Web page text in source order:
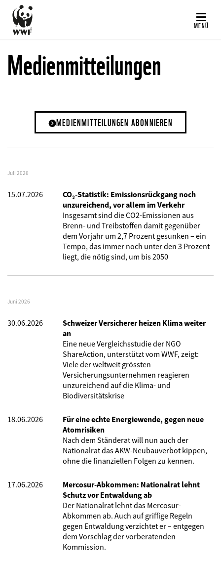
Direkt
zum
Inhalt
MENÜ
Medienmitteilungen
MEDIENMITTEILUNGEN ABONNIEREN
Juli 2026
15.07.2026
CO₂-Statistik: Emissionsrückgang noch
unzureichend, vor allem im Verkehr
Insgesamt sind die CO2-Emissionen aus
Brenn- und Treibstoffen damit gegenüber
dem Vorjahr um 2,7 Prozent gesunken – ein
Tempo, das immer noch unter den 3 Prozent
liegt, die nötig sind, um bis 2050
Juni 2026
30.06.2026
Schweizer Versicherer heizen Klima weiter
an
Eine neue Vergleichsstudie der NGO
ShareAction, unterstützt vom WWF, zeigt:
Viele der weltweit grössten
Versicherungsunternehmen reagieren
unzureichend auf die Klima- und
Biodiversitätskrise
18.06.2026
Für eine echte Energiewende, gegen neue
Atomrisiken
Nach dem Ständerat will nun auch der
Nationalrat das AKW-Neubauverbot kippen,
ohne die finanziellen Folgen zu kennen.
17.06.2026
Mercosur-Abkommen: Nationalrat lehnt
Schutz vor Entwaldung ab
Der Nationalrat lehnt das Mercosur-
Abkommen ab. Auch auf griffige Regeln
gegen Entwaldung verzichtet er – entgegen
dem Vorschlag der vorberatenden
Kommission.